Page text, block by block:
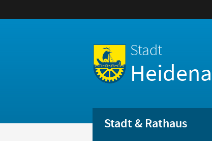
Stadt
Stadt & Rathaus